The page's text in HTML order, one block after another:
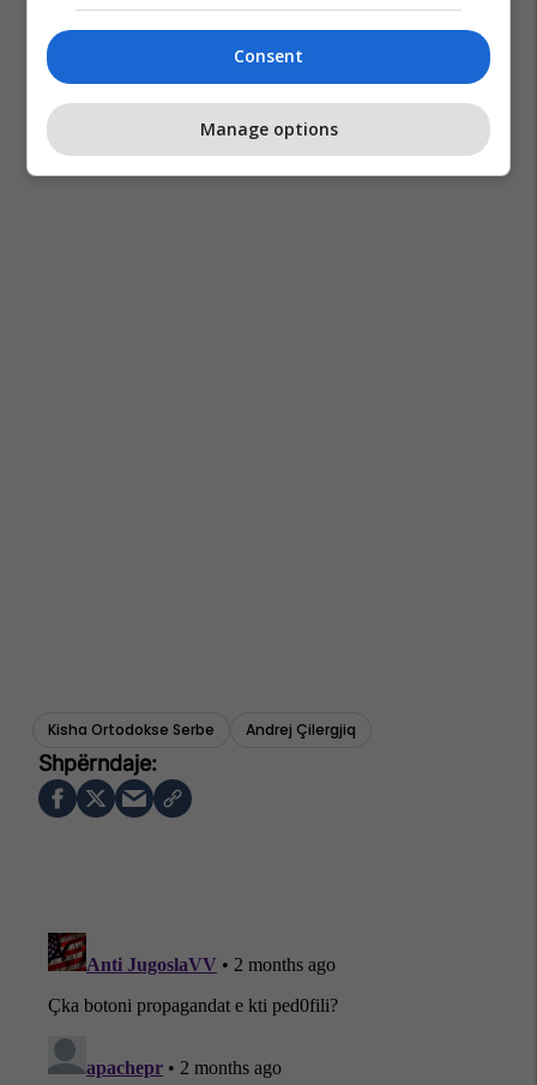
Kisha Ortodokse Serbe Andrej Çilergjiq
Consent
Manage options